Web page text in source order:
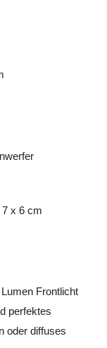
x 6 cm
Frontlicht
perfektes
oder diffuses